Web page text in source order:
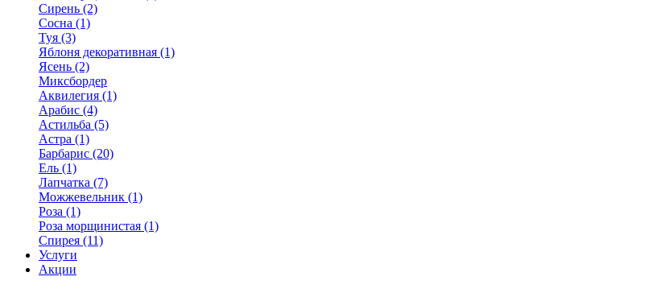
Сирень (2)
Сосна (1)
Туя (3)
Яблоня декоративная (1)
Ясень (2)
Миксбордер
Аквилегия (1)
Арабис (4)
Астильба (5)
Астра (1)
Барбарис (20)
Ель (1)
Лапчатка (7)
Можжевельник (1)
Роза (1)
Роза морщинистая (1)
Спирея (11)
Услуги
Акции